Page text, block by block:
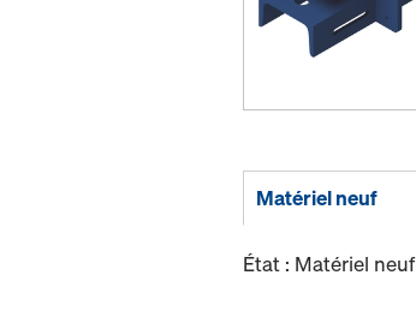
Matériel neuf
État : Matériel neuf